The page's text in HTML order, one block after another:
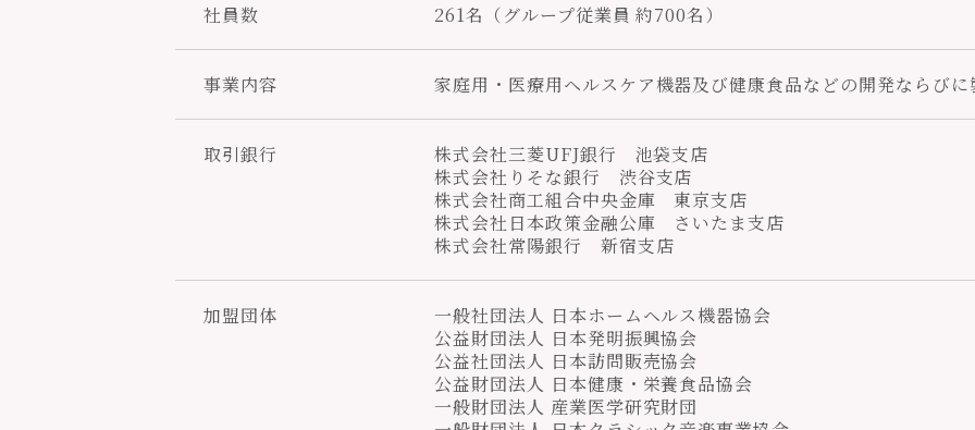
社員数 261名（グループ従業員 約700名）
事業内容 家庭用・医療用ヘルスケア機器及び健康食品などの開発ならび
取引銀行
株式会社三菱UFJ銀行 池袋支店
株式会社りそな銀行 渋谷支店
株式会社商工組合中央金庫 東京支店
株式会社日本政策金融公庫 さいたま支店
株式会社常陽銀行 新宿支店
加盟団体
一般社団法人 日本ホームヘルス機器協会
公益財団法人 日本発明振興協会
公益社団法人 日本訪問販売協会
公益財団法人 日本健康・栄養食品協会
一般財団法人 産業医学研究財団